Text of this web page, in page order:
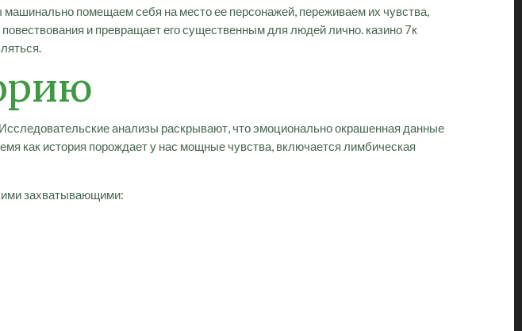
помещаем себя на место ее персонажей, переживаем их чувства,
и превращает его существенным для людей лично. казино 7к
анализы раскрывают, что эмоционально окрашенная данные
как история порождает у нас мощные чувства, включается лимбическая
захватывающими: